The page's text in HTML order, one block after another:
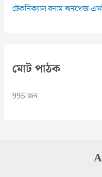
টেকনিক্যাল বনাম অনপেজ
মোট পাঠক
995 জন